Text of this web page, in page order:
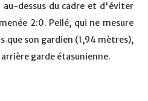
au-dessus du cadre et d'éviter
2:0. Pellé, qui ne mesure
que son gardien (1,94 mètres),
garde étasunienne.